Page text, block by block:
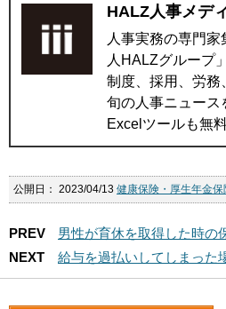
HALZ人事メデ
人事実務の専門
人HALZグループ
制度、採用、労務
旬の人事ニュース
Excelツールも無
公開日： 2023/04/13 健康保険・厚生年金保
PREV
男性が育休を取得した時の
NEXT
給与を過払いしてしまった